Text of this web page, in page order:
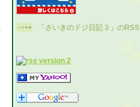
「さいきのドジ日記３」のRSS